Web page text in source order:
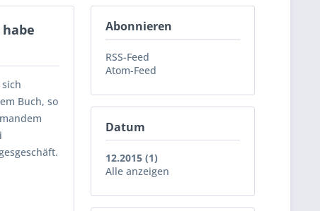
Abonnieren
RSS-Feed
Atom-Feed
Datum
12.2015 (1)
Alle anzeigen
Buch, so